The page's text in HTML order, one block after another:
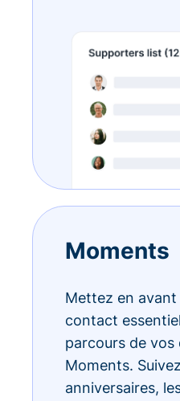
Moments
Mettez en
contact
parcours de
Moments.
anniversaires,